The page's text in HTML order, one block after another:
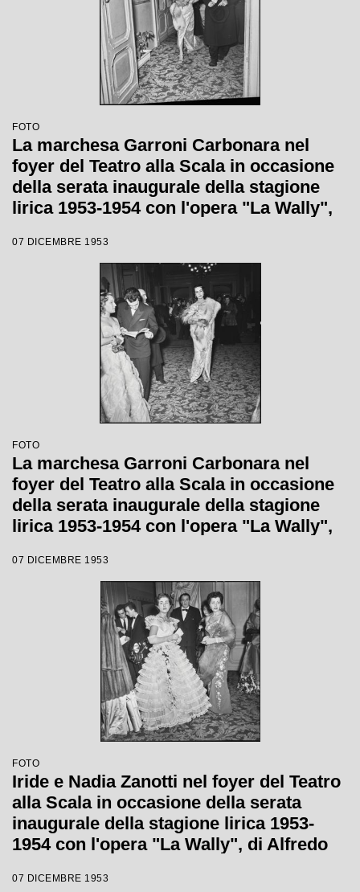
FOTO
La marchesa Garroni Carbonara nel
foyer del Teatro alla Scala in occasione
della serata inaugurale della stagione
lirica 1953-1954 con l'opera "La Wally",
Maria Giulini, con la regia di Tatiana
07 DICEMBRE 1953
FOTO
La marchesa Garroni Carbonara nel
foyer del Teatro alla Scala in occasione
della serata inaugurale della stagione
lirica 1953-1954 con l'opera "La Wally",
Maria Giulini, con la regia di Tatiana
07 DICEMBRE 1953
FOTO
Iride e Nadia Zanotti nel foyer del Teatro
alla Scala in occasione della serata
inaugurale della stagione lirica 1953-
1954 con l'opera "La Wally", di Alfredo
con la regia di Tatiana Pavlova
07 DICEMBRE 1953